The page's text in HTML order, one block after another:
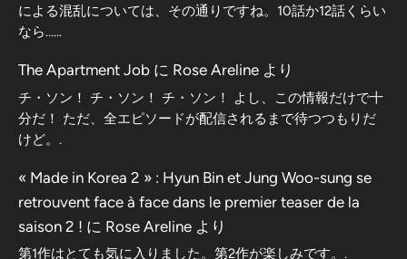
による混乱については、その通りですね。10話か12話くらい
なら……
The Apartment Job に Rose Areline より
チ・ソン！ チ・ソン！ チ・ソン！ よし、この情報だけで十
分だ！ ただ、全エピソードが配信されるまで待つつもりだ
けど。.
« Made in Korea 2 » : Hyun Bin et Jung Woo-sung se
retrouvent face à face dans le premier teaser de la
saison 2 ! に Rose Areline より
第1作はとても気に入りました。第2作が楽しみです。.